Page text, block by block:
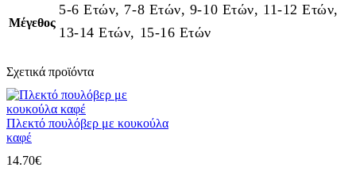
Μέγεθος
5-6 Ετών, 7-8 Ετών, 9-10 Ετών, 11-12 Ετών,
13-14 Ετών, 15-16 Ετών
Σχετικά προϊόντα
Πλεκτό πουλόβερ με κουκούλα
καφέ
14.70€